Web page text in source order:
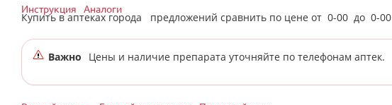
Купить в аптеках города предложений сравнить по цене от 0-00 до 0-00
Инструкция Аналоги
Важно Цены и наличие препарата уточняйте по телефонам аптек.